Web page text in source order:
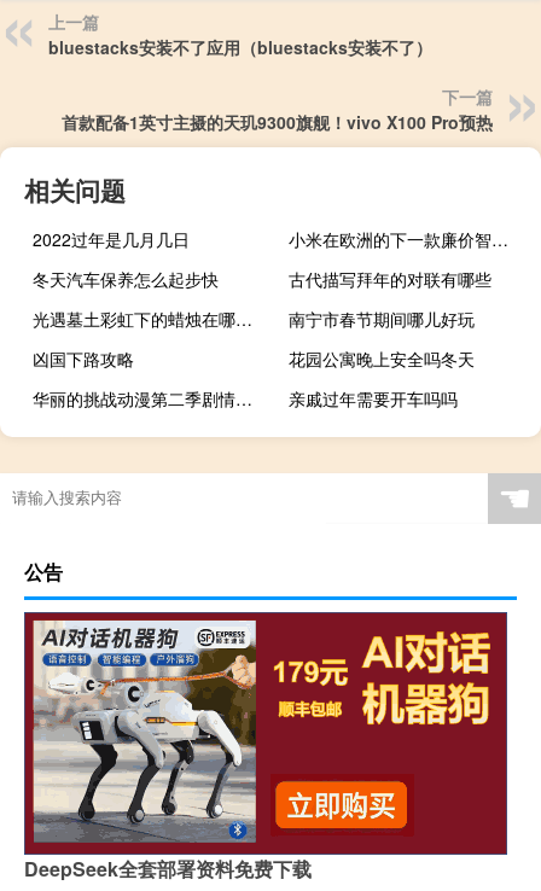
上一篇
bluestacks安装不了应用（bluestacks安装不了）
下一篇
首款配备1英寸主摄的天玑9300旗舰！vivo X100 Pro预热
相关问题
2022过年是几月几日
小米在欧洲的下一款廉价智能手机已经被发现
冬天汽车保养怎么起步快
古代描写拜年的对联有哪些
光遇墓土彩虹下的蜡烛在哪（光遇墓土彩虹下的蜡烛位置 快吧手游）
南宁市春节期间哪儿好玩
凶国下路攻略
花园公寓晚上安全吗冬天
华丽的挑战动漫第二季剧情（华丽的挑战动漫第二季）
亲戚过年需要开车吗吗
☚
公告
DeepSeek全套部署资料免费下载